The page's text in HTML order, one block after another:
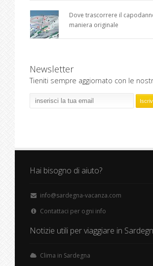
Dove trascorrere il
maniera originale
Newsletter
Tieniti sempre aggiornato con le
Hai bisogno di aiuto?
info@sardegna-vacanza.com
Contattaci per ogni info
Notizie utili per viaggiare in
Clima in Sardegna